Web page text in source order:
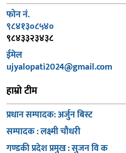
फोन नं.
९८४१३०८५४०
९८४३३२३४३८
ईमेल
ujyalopati2024@gmail.com
हाम्रो टीम
प्रधान सम्पादक: अर्जुन बिस्ट
सम्पादक : लक्ष्मी चौधरी
गण्डकी प्रदेश प्रमुख : सुजन वि क